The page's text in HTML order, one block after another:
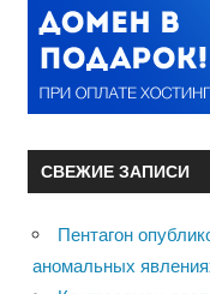
СВЕЖИЕ ЗАПИСИ
Пентагон
аномальных